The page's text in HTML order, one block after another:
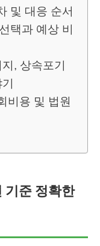
및 대응 순서
택과 예상 비
, 상속포기
비용 및 법원
기준 정확한